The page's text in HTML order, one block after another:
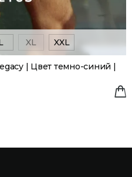
XL XXL
| Цвет темно-синий |